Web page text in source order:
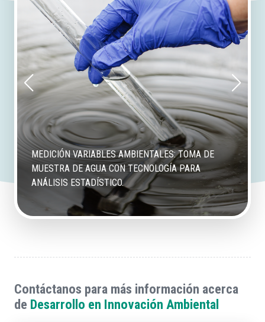
MEDICIÓN VARIABLES AMBIENTALES: TOMA DE
MUESTRA DE AGUA CON TECNOLOGÍA PARA
ANÁLISIS ESTADÍSTICO.
Contáctanos para más información acerca
de Desarrollo en Innovación Ambiental